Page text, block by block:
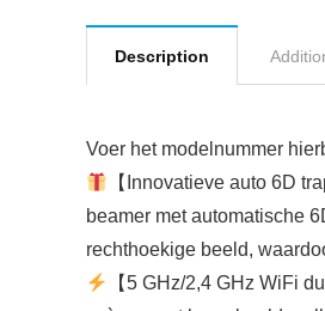
Description
Voer het modelnummer
【Innovatieve auto 6D
beamer met automatische
rechthoekige beeld,
【5 GHz/2,4 GHz WiFi